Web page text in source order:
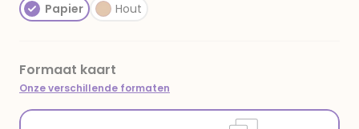
Papier Hout
Formaat kaart
Onze verschillende formaten